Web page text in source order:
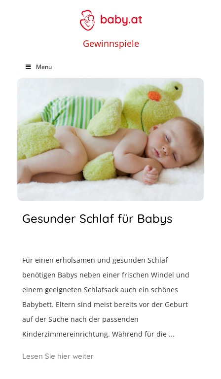
Gewinnspiele
Menu
Gesunder Schlaf für Babys
Für einen erholsamen und gesunden Schlaf
benötigen Babys neben einer frischen Windel und
einem geeigneten Schlafsack auch ein schönes
Babybett. Eltern sind meist bereits vor der Geburt
auf der Suche nach der passenden
Kinderzimmereinrichtung. Während für die ...
Lesen Sie hier weiter